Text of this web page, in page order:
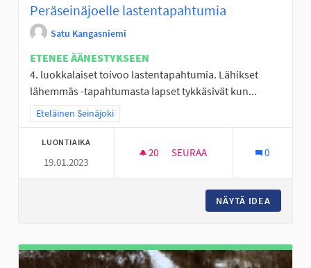
Peräseinäjoelle lastentapahtumia
Satu Kangasniemi
ETENEE ÄÄNESTYKSEEN
4. luokkalaiset toivoo lastentapahtumia. Lähikset
lähemmäs -tapahtumasta lapset tykkäsivät kun...
Rajaa tulokset teeman mukaan: Eteläinen Seinäjoki
Eteläinen Seinäjoki
LUONTIAIKA
19.01.2023
20 20 SEURAAJAA
SEURAA 0
NÄYTÄ IDEA